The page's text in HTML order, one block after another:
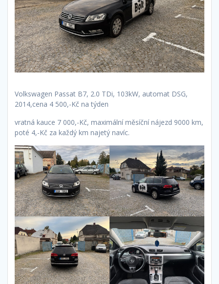
Volkswagen Passat B7, 2.0 TDi, 103kW, automat DSG,
2014,cena 4 500,-Kč na týden
vratná kauce 7 000,-Kč, maximální měsíční nájezd 9000 km,
poté 4,-Kč za každý km najetý navíc.